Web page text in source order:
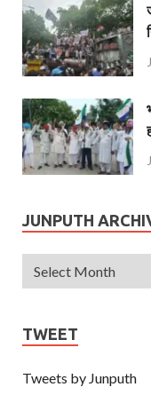
JUNPUTH
TWEET
Tweets by Junputh